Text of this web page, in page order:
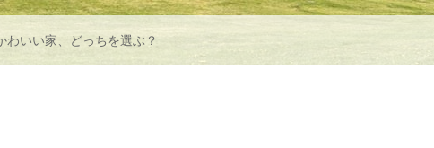
わいい家、どっちを選ぶ？